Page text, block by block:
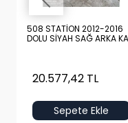
508 STATİON 2012-2016
DOLU SİYAH SAĞ ARKA
20.577,42 TL
Sepete Ekle